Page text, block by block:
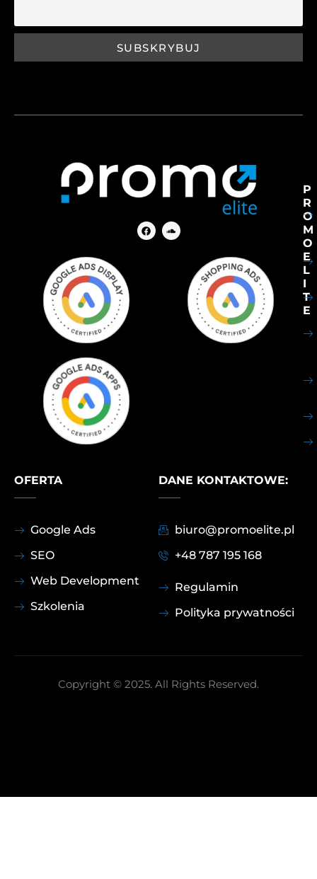
P
R
O
M
O
E
L
I
T
E
OFERTA
Google Ads
SEO
Web Development
Szkolenia
DANE KONTAKTOWE:
biuro@promoelite.pl
+48 787 195 168
Regulamin
Polityka prywatności
Copyright © 2025. All Rights Reserved.